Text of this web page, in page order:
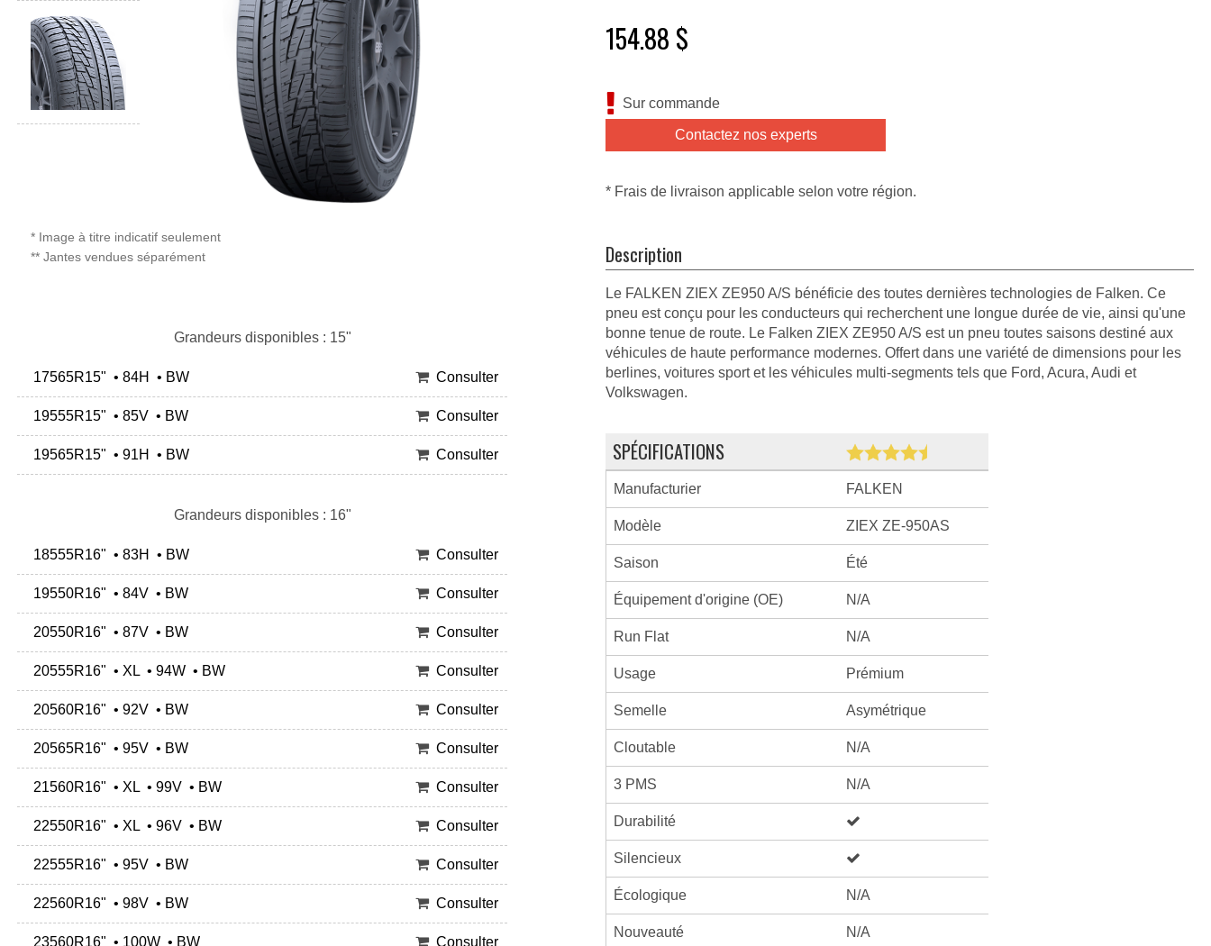
* Image à titre indicatif seulement
** Jantes vendues séparément
Grandeurs disponibles : 15"
17565R15" • 84H • BW Consulter
19555R15" • 85V • BW Consulter
19565R15" • 91H • BW Consulter
Grandeurs disponibles : 16"
18555R16" • 83H • BW Consulter
19550R16" • 84V • BW Consulter
20550R16" • 87V • BW Consulter
20555R16" • XL • 94W • BW Consulter
20560R16" • 92V • BW Consulter
20565R16" • 95V • BW Consulter
21560R16" • XL • 99V • BW Consulter
22550R16" • XL • 96V • BW Consulter
22555R16" • 95V • BW Consulter
22560R16" • 98V • BW Consulter
23560R16" • 100W • BW Consulter
154.88 $
Sur commande
Contactez nos experts
* Frais de livraison applicable selon votre région.
Description
Le FALKEN ZIEX ZE950 A/S bénéficie des toutes dernières technologies de Falken. Ce
pneu est conçu pour les conducteurs qui recherchent une longue durée de vie, ainsi qu'une
bonne tenue de route. Le Falken ZIEX ZE950 A/S est un pneu toutes saisons destiné aux
véhicules de haute performance modernes. Offert dans une variété de dimensions pour les
berlines, voitures sport et les véhicules multi-segments tels que Ford, Acura, Audi et
Volkswagen.
SPÉCIFICATIONS
Manufacturier FALKEN
Modèle ZIEX ZE-950AS
Saison Été
Équipement d'origine (OE) N/A
Run Flat N/A
Usage Prémium
Semelle Asymétrique
Cloutable N/A
3 PMS N/A
Durabilité
Silencieux
Écologique N/A
Nouveauté N/A